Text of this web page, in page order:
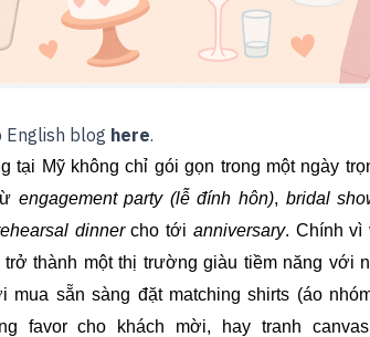
English blog here.
tại Mỹ không chỉ gói gọn trong một ngày
engagement party (lễ đính hôn), bridal
dinnercho tới anniversary. Chính vì
trở thành một thị trường giàu tiềm năng với
mua sẵn sàng đặt matching shirts (áo
favor cho khách mời, hay tranh